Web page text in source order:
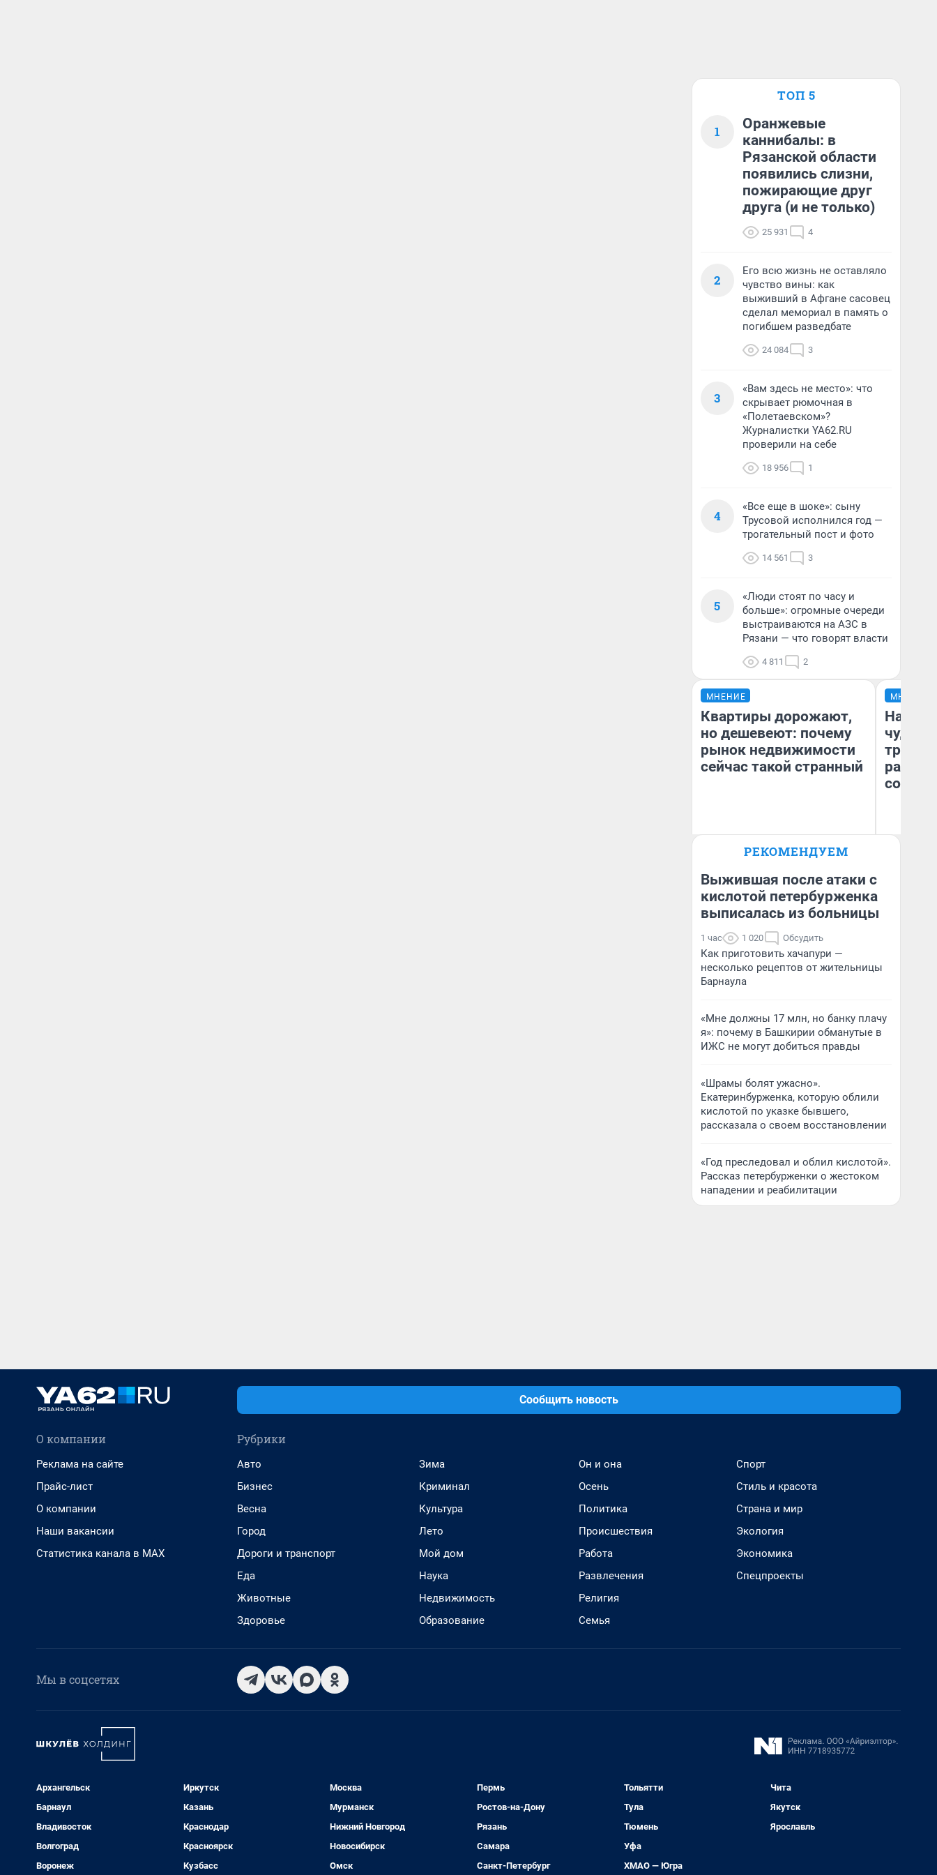
ТОП 5
1
Оранжевые
каннибалы: в
Рязанской области
появились слизни,
пожирающие друг
друга (и не только)
25 931 4
2
Его всю жизнь не оставляло
чувство вины: как
выживший в Афгане сасовец
сделал мемориал в память о
погибшем разведбате
24 084 3
3
«Вам здесь не место»: что
скрывает рюмочная в
«Полетаевском»?
Журналистки YA62.RU
проверили на себе
18 956 1
4
«Все еще в шоке»: сыну
Трусовой исполнился год —
трогательный пост и фото
14 561 3
5
«Люди стоят по часу и
больше»: огромные очереди
выстраиваются на АЗС в
Рязани — что говорят власти
4 811 2
МНЕНИЕ
Квартиры дорожают,
но дешевеют: почему
рынок недвижимости
сейчас такой странный
Екатерина Торопова
недвижимости
МНЕНИЕ
чудом
РЕКОМЕНДУЕМ
Выжившая после атаки с
кислотой петербурженка
выписалась из больницы
1 час 1 020 Обсудить
Как приготовить хачапури —
несколько рецептов от жительницы
Барнаула
«Мне должны 17 млн, но банку плачу
я»: почему в Башкирии обманутые в
ИЖС не могут добиться правды
«Шрамы болят ужасно».
Екатеринбурженка, которую облили
кислотой по указке бывшего,
рассказала о своем восстановлении
«Год преследовал и облил кислотой».
Рассказ петербурженки о жестоком
нападении и реабилитации
Сообщить новость
О компании
Реклама на сайте
Прайс-лист
О компании
Наши вакансии
Статистика канала в MAX
Рубрики
Авто
Бизнес
Весна
Город
Дороги и транспорт
Еда
Животные
Здоровье
Зима
Криминал
Культура
Лето
Мой дом
Наука
Недвижимость
Образование
Он и она
Осень
Политика
Происшествия
Работа
Развлечения
Религия
Семья
Спорт
Стиль и красота
Страна и мир
Экология
Экономика
Спецпроекты
Мы в соцсетях
Архангельск
Барнаул
Владивосток
Волгоград
Воронеж
Иркутск
Казань
Краснодар
Красноярск
Кузбасс
Москва
Мурманск
Нижний Новгород
Новосибирск
Омск
Пермь
Ростов-на-Дону
Рязань
Самара
Санкт-Петербург
Тольятти
Тула
Тюмень
Уфа
ХМАО — Югра
Чита
Якутск
Ярославль